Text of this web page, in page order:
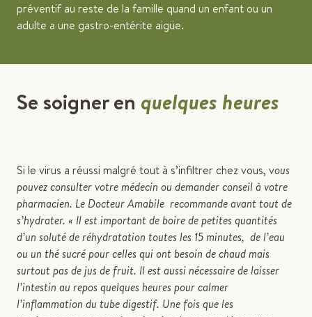
préventif au reste de la famille quand un enfant ou un
adulte a une gastro-entérite aigüe.
Se soigner en quelques heures
Si le virus a réussi malgré tout à s’infiltrer chez vous, vous
pouvez consulter votre médecin ou demander conseil à votre
pharmacien. Le Docteur Amabile recommande avant tout de
s’hydrater. « Il est important de boire de petites quantités
d’un soluté de réhydratation toutes les 15 minutes, de l’eau
ou un thé sucré pour celles qui ont besoin de chaud mais
surtout pas de jus de fruit. Il est aussi nécessaire de laisser
l’intestin au repos quelques heures pour calmer
l’inflammation du tube digestif. Une fois que les